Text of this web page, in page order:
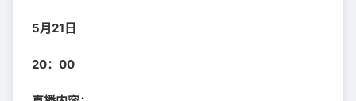
5月21日
20：00